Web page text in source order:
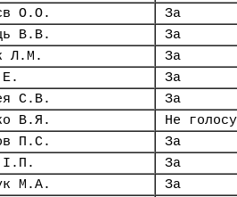
О.О.
За
В.В.
За
Л.М.
За
За
С.В.
За
В.Я.
Не
П.С.
За
І.П.
За
М.А.
За